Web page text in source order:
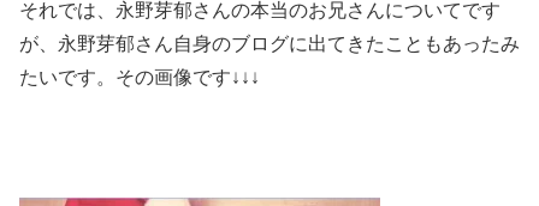
それでは、永野芽郁さんの本当のお兄さんについてです
が、永野芽郁さん自身のブログに出てきたこともあったみ
たいです。その画像です↓↓↓